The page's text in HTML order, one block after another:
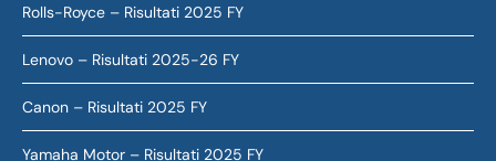
Rolls-Royce – Risultati 2025 FY
Lenovo – Risultati 2025-26 FY
Canon – Risultati 2025 FY
Yamaha Motor – Risultati 2025 FY